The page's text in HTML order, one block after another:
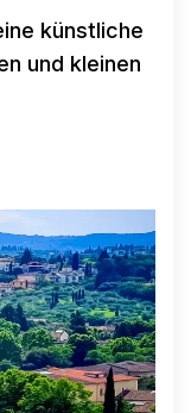
künstliche
und kleinen